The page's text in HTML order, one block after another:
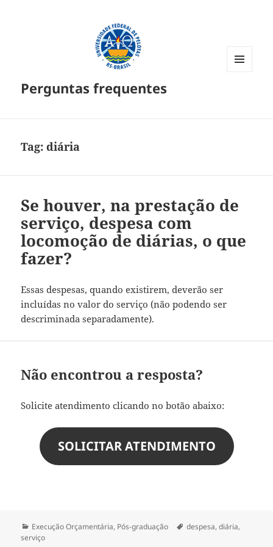
Perguntas frequentes
Tag:diária
Se houver, na prestação de
serviço, despesa com
locomoção de diárias, o que
fazer?
Essas despesas, quando existirem, deverão ser
incluídas no valor do serviço (não podendo ser
descriminada separadamente).
Não encontrou a resposta?
Solicite atendimento clicando no botão abaixo:
SOLICITAR ATENDIMENTO
Categorias
Execução Orçamentária, Pós-graduação Tags
despesa,diária,
serviço